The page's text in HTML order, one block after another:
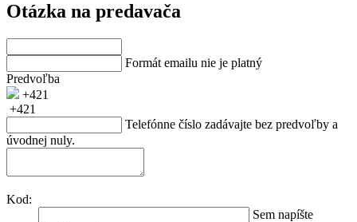
Otázka na predavača
Formát emailu nie je platný
Predvoľba
+421
+421
Telefónne číslo zadávajte bez predvoľby a
úvodnej nuly.
Kod:
Sem napíšte